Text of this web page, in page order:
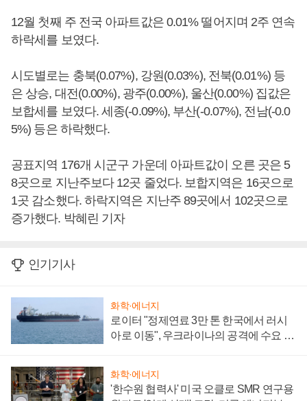
12월 첫째 주 전국 아파트값은 0.01% 떨어지며 2주 연속
하락세를 보였다.
시도별로는 충북(0.07%), 강원(0.03%), 전북(0.01%) 등
은 상승, 대전(0.00%), 광주(0.00%), 울산(0.00%) 집값은
보합세를 보였다. 세종(-0.09%), 부산(-0.07%), 전남(-0.0
5%) 등은 하락했다.
공표지역 176개 시군구 가운데 아파트값이 오른 곳은 5
8곳으로 지난주보다 12곳 줄었다. 보합지역은 16곳으로
1곳 감소했다. 하락지역은 지난주 89곳에서 102곳으로
증가했다. 박혜린 기자
인기기사
화학·에너지
로이터 "정제연료 3만 톤 한국에서 러시
아로 이동", 우크라이나의 공격에 수요 늘
화학·에너지
'한수원 협력사' 미국 오클로 SMR 연구용